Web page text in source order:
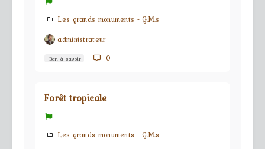
Les grands monuments - G.M.s
administrateur
Bon à savoir 0
Forêt tropicale
Les grands monuments - G.M.s